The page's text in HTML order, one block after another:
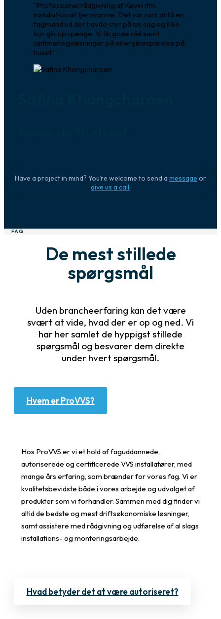
"Professionel rådgivning af Kevin ifm.
installation af fjernvarme. Det var rart, at få en
fagmand ud der havde styr på sin sag og ikke
kun gik op i penge. Vi fik gode råd samt
optimeringsløsninger på energibesparelse på
huset."
Have a project in mind? You’re welcome to send a message or
give us a call.
FAQ
De mest stillede
spørgsmål
Uden brancheerfaring kan det være
svært at vide, hvad der er op og ned. Vi
har her samlet de hyppigst stillede
spørgsmål og besvarer dem direkte
under hvert spørgsmål.
Hvem er ProVVS?
Hos ProVVS er vi et hold af faguddannede,
autoriserede og certificerede VVS installatører, med
mange års erfaring, som brænder for vores fag. Vi er
kvalitetsbevidste både i vores arbejde og udvalget af
produkter som vi forhandler. Sammen med dig finder vi
altid de bedste og mest driftsøkonomiske løsninger,
samt assistere med rådgivning og udførelse af al slags
installations- og monteringsarbejde.
Hvad betyder det at være autoriseret?